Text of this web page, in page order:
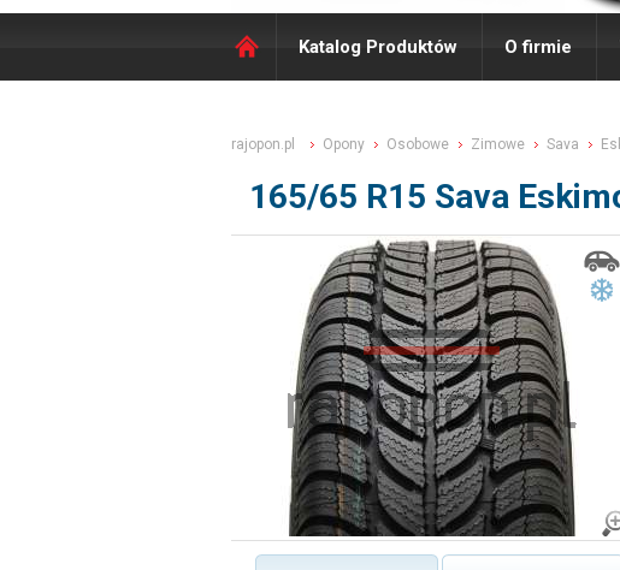
Katalog Produktów O firmie
rajopon.pl Opony Osobowe Zimowe Sava
165/65 R15 Sava